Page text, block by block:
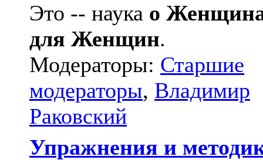
Это -- наука о
для Женщин.
Модераторы: Старшие
модераторы, Владимир
Раковский
Упражнения и